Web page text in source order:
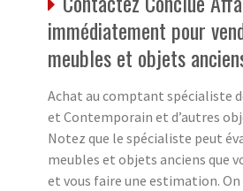
immédiatement pour
meubles et objets
Achat au comptant spécialiste
et Contemporain et d’autres
Notez que le spécialiste peut
meubles et objets anciens que
et vous faire une estimation. On